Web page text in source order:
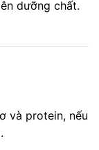
dưỡng chất.
và protein, nếu